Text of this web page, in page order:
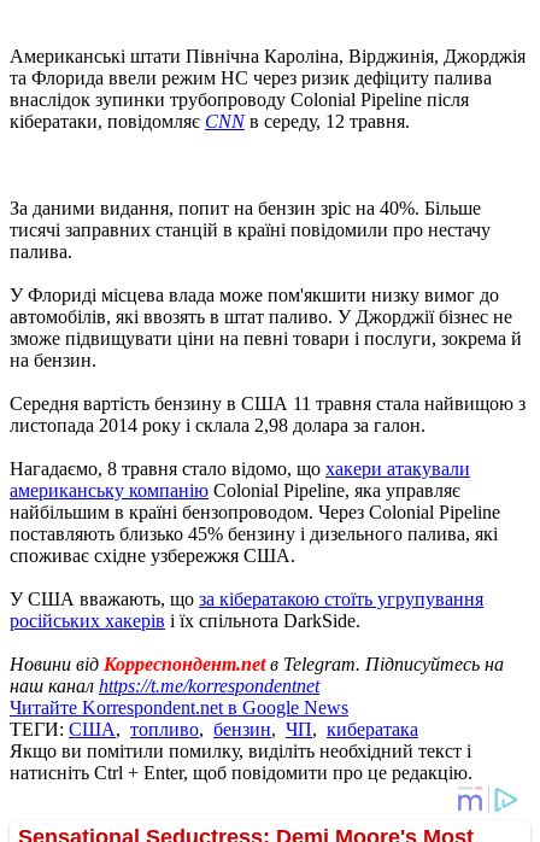
Американські штати Північна Кароліна, Вірджинія, Джорджія
та Флорида ввели режим НС через ризик дефіциту палива
внаслідок зупинки трубопроводу Colonial Pipelinе після
кібератаки, повідомляє CNNв середу, 12 травня.
За даними видання, попит на бензин зріс на 40%. Більше
тисячі заправних станцій в країні повідомили про нестачу
палива.
У Флориді місцева влада може пом'якшити низку вимог до
автомобілів, які ввозять в штат паливо. У Джорджії бізнес не
зможе підвищувати ціни на певні товари і послуги, зокрема й
на бензин.
Середня вартість бензину в США 11 травня стала найвищою з
листопада 2014 року і склала 2,98 долара за галон.
Нагадаємо, 8 травня стало відомо, що хакери атакували
американську компанію Colonial Pipeline, яка управляє
найбільшим в країні бензопроводом. Через Colonial Pipeline
поставляють близько 45% бензину і дизельного палива, які
споживає східне узбережжя США.
У США вважають, що за кібератакою стоїть угрупування
російських хакерів і їх спільнота DarkSide.
Новини від Корреспондент.netв Telegram. Підписуйтесь на
наш канал https://t.me/korrespondentnet
Читайте Korrespondent.net в Google News
ТЕГИ: США, топливо, бензин, ЧП, кибератака
Якщо ви помітили помилку, виділіть необхідний текст і
натисніть Ctrl + Enter, щоб повідомити про це редакцію.